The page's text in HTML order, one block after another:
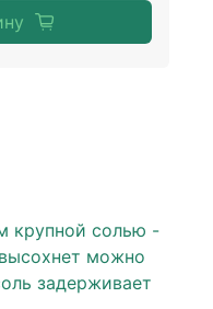
крупной солью -
можно
задерживает